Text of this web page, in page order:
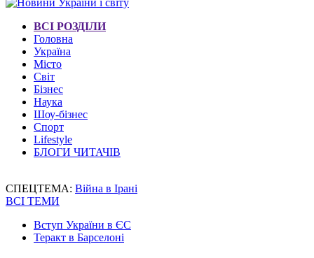
ВСІ РОЗДІЛИ
Головна
Україна
Місто
Світ
Бізнес
Наука
Шоу-бізнес
Спорт
Lifestyle
БЛОГИ ЧИТАЧІВ
СПЕЦТЕМА: Війна в Ірані
ВСІ ТЕМИ
Вступ України в ЄС
Теракт в Барселоні